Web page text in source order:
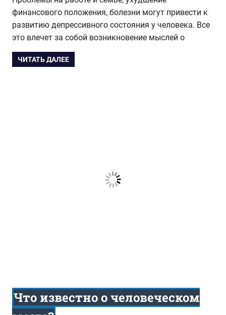
финансового положения, болезни могут привести к
развитию депрессивного состояния у человека. Все
это влечет за собой возникновение мыслей о
ЧИТАТЬ ДАЛЕЕ
Что известно о человеческом